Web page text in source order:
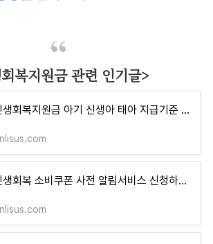
복지원금 관련 인기글>
민생회복지원금 아기 신생아 태아 지급기준 지급금액
민생회복 소비쿠폰 사전 알림서비스 신청하기 (가장 빠르게 정보 받는 꿀팁)